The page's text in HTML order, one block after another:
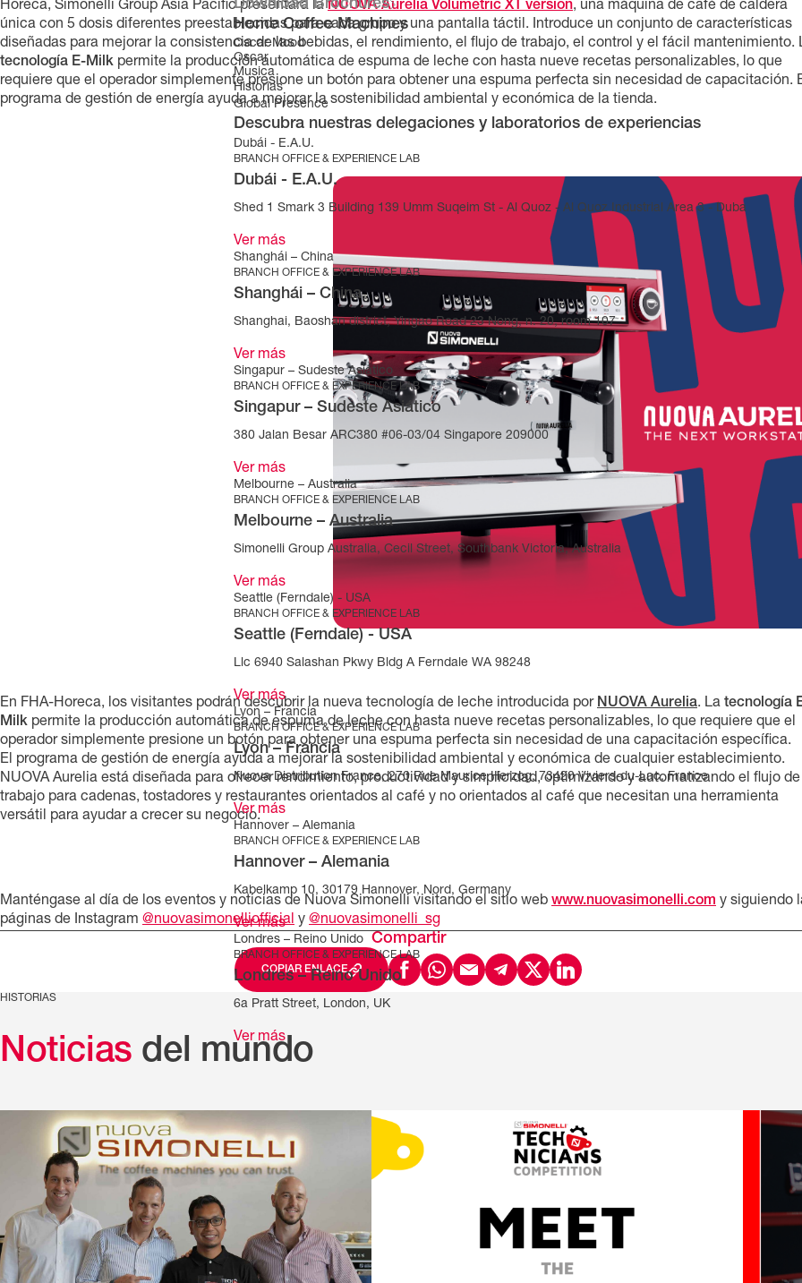
Download Brochures
Home Coffee Machines
Oscar Mood
Oscar
Musica
Historias
Global Presence
Descubra nuestras delegaciones y laboratorios de experiencias
Dubái - E.A.U.
BRANCH OFFICE & EXPERIENCE LAB
Dubái - E.A.U.
Shed 1 Smark 3 Building 139 Umm Suqeim St - Al Quoz - Al Quoz Industrial Area 3 - Duba
Ver más
Shanghái – China
BRANCH OFFICE & EXPERIENCE LAB
Shanghái – China
Shanghai, Baoshan district, Yingao Road 23 Nong, n. 20, room 107
Ver más
Singapur – Sudeste Asiático
BRANCH OFFICE & EXPERIENCE LAB
Singapur – Sudeste Asiático
380 Jalan Besar ARC380 #06-03/04 Singapore 209000
Ver más
Melbourne – Australia
BRANCH OFFICE & EXPERIENCE LAB
Melbourne – Australia
Simonelli Group Australia, Cecil Street, Southbank Victoria, Australia
Ver más
Seattle (Ferndale) - USA
BRANCH OFFICE & EXPERIENCE LAB
Seattle (Ferndale) - USA
Llc 6940 Salashan Pkwy Bldg A Ferndale WA 98248
Ver más
Lyon – Francia
BRANCH OFFICE & EXPERIENCE LAB
Lyon – Francia
Nuova Distribution France, 270 Rue Maurice Herzog, 73420 Viviers-du-Lac, France
Ver más
Hannover – Alemania
BRANCH OFFICE & EXPERIENCE LAB
Hannover – Alemania
Kabelkamp 10, 30179 Hannover, Nord, Germany
Ver más
Londres – Reino Unido
BRANCH OFFICE & EXPERIENCE LAB
Londres – Reino Unido
6a Pratt Street, London, UK
Ver más
Horeca, Simonelli Group Asia Pacific presentará laNUOVA Aurelia Volumetric XT version, una máquina de café de caldera
única con 5 dosis diferentes preestablecidas para cada grupo y una pantalla táctil. Introduce un conjunto de características
diseñadas para mejorar la consistencia de las bebidas, el rendimiento, el flujo de trabajo, el control y el fácil mantenimiento.
tecnología E-Milk permite la producción automática de espuma de leche con hasta nueve recetas personalizables, lo que
requiere que el operador simplemente presione un botón para obtener una espuma perfecta sin necesidad de capacitación.
programa de gestión de energía ayuda a mejorar la sostenibilidad ambiental y económica de la tienda.
En FHA-Horeca, los visitantes podrán descubrir la nueva tecnología de leche introducida porNUOVA Aurelia. La tecnología
Milk permite la producción automática de espuma de leche con hasta nueve recetas personalizables, lo que requiere que el
operador simplemente presione un botón para obtener una espuma perfecta sin necesidad de una capacitación específica.
El programa de gestión de energía ayuda a mejorar la sostenibilidad ambiental y económica de cualquier establecimiento.
NUOVA Aurelia está diseñada para ofrecer rendimiento, productividad y simplicidad, optimizando y automatizando el flujo de
trabajo para cadenas, tostadores y restaurantes orientados al café y no orientados al café que necesitan una herramienta
versátil para ayudar a crecer su negocio.
Manténgase al día de los eventos y noticias de Nuova Simonelli visitando el sitio web www.nuovasimonelli.com y siguiendo
páginas de Instagram @nuovasimonelliofficial y @nuovasimonelli_sg
Compartir
COPIAR ENLACE
HISTORIAS
Noticias del mundo